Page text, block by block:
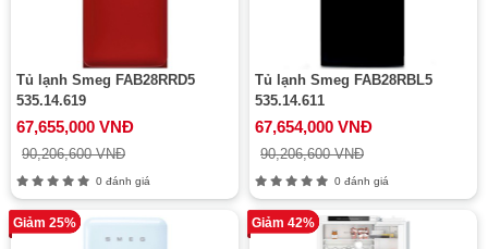
Tủ lạnh Smeg FAB28RRD5
535.14.619
67,655,000 VNĐ
90,206,600 VNĐ
0 đánh giá
Tủ lạnh Smeg FAB28RBL5
535.14.611
67,654,000 VNĐ
90,206,600 VNĐ
0 đánh giá
Giảm 25% Giảm 42%